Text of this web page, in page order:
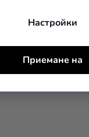
Настройки
Приемане на